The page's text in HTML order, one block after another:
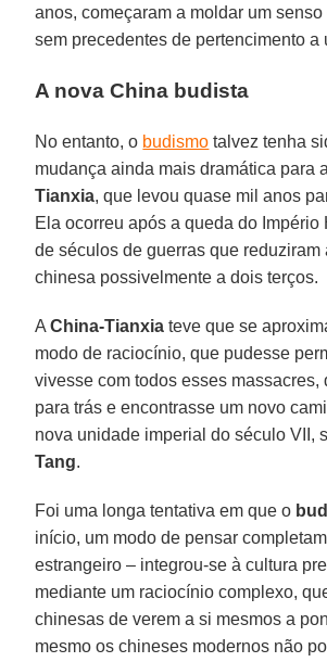
anos, começaram a moldar um
sem precedentes de pertencimento a
A nova China budista
No entanto, o budismo talvez tenha
mudança ainda mais dramática para
Tianxia, que levou quase mil anos
Ela ocorreu após a queda do Império
de séculos de guerras que reduziram
chinesa possivelmente a dois terços.
AChina-Tianxia teve que se
modo de raciocínio, que pudesse
vivesse com todos esses massacres,
para trás e encontrasse um novo
nova unidade imperial do século VII,
Tang.
Foi uma longa tentativa em que o
início, um modo de pensar
estrangeiro – integrou-se à cultura
mediante um raciocínio complexo,
chinesas de verem a si mesmos a
mesmo os chineses modernos não